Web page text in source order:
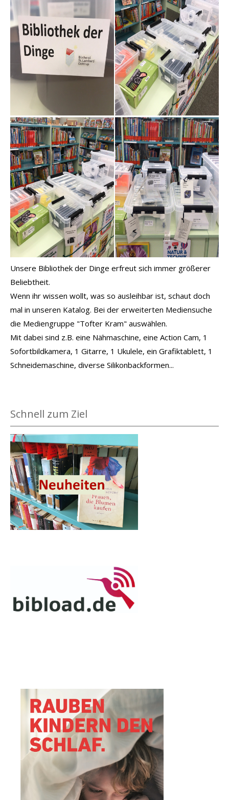
Unsere Bibliothek der Dinge erfreut sich immer größerer
Beliebtheit.
Wenn ihr wissen wollt, was so ausleihbar ist, schaut doch
mal in unseren Katalog. Bei der erweiterten Mediensuche
die Mediengruppe "Tofter Kram" auswählen.
Mit dabei sind z.B. eine Nähmaschine, eine Action Cam, 1
Sofortbildkamera, 1 Gitarre, 1 Ukulele, ein Grafiktablett, 1
Schneidemaschine, diverse Silikonbackformen...
Schnell zum Ziel